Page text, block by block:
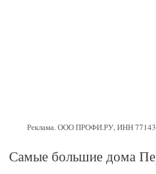
Реклама. ООО ПРОФИ.РУ, ИНН
Самые большие дома